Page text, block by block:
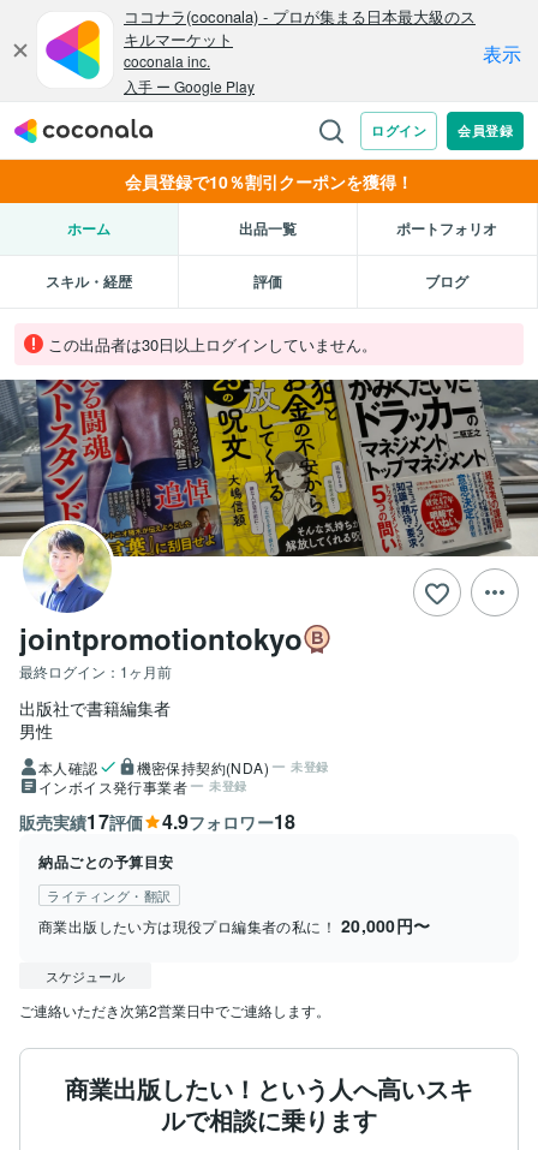
会員登録で10％割引クーポンを獲得！
ホーム 出品一覧 ポートフォリオ
スキル・経歴 評価 ブログ
この出品者は30日以上ログインしていません。
jointpromotiontokyo
最終ログイン： 1ヶ月前
出版社で書籍編集者
男性
本人確認 機密保持契約(NDA) 未登録
インボイス発行事業者 未登録
販売実績17評価 4.9フォロワー18
納品ごとの予算目安
ライティング・翻訳
商業出版したい方は現役プロ編集者の私に！ 20,000円〜
スケジュール
ご連絡いただき次第2営業日中でご連絡します。
商業出版したい！という人へ高いスキ
ルで相談に乗ります